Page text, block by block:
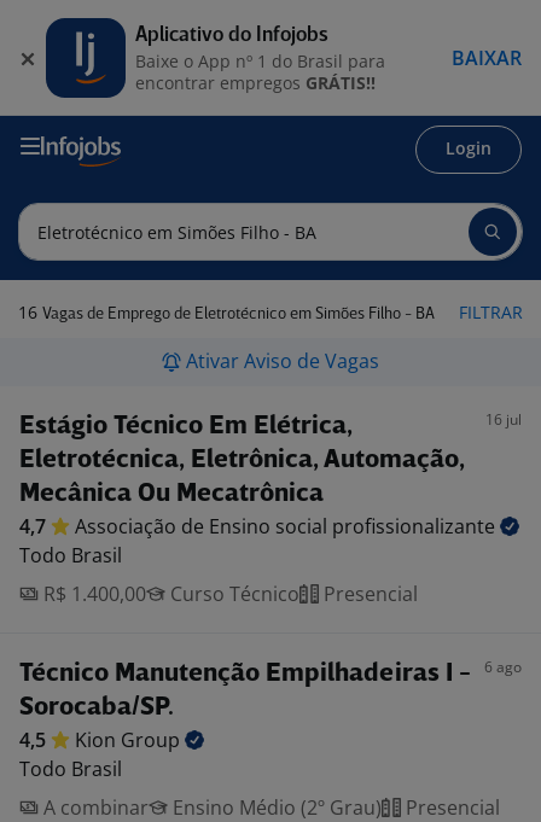
Login
16 Vagas de Emprego de Eletrotécnico em Simões Filho - BA FILTRAR
Ativar Aviso de Vagas
Estágio Técnico Em Elétrica,
Eletrotécnica, Eletrônica, Automação,
Mecânica Ou Mecatrônica
16 jul
4,7 Associação de Ensino social profissionalizante
Todo Brasil
R$ 1.400,00
Curso Técnico Presencial
Técnico Manutenção Empilhadeiras I -
Sorocaba/SP.
6 ago
4,5 Kion Group
Todo Brasil
A combinar
Ensino Médio (2º Grau) Presencial
Aplicativo do Infojobs
Baixe o App nº 1 do Brasil para
encontrar empregos GRÁTIS!!
BAIXAR